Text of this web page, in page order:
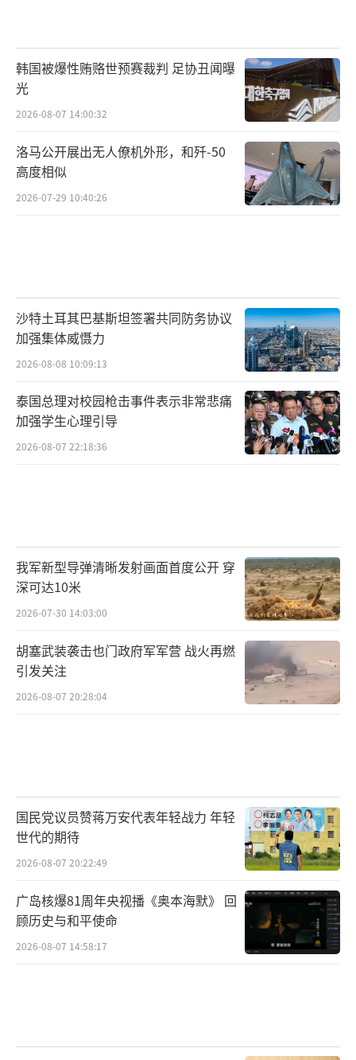
韩国被爆性贿赂世预赛裁判 足协丑闻曝
光
2026-08-07 14:00:32
洛马公开展出无人僚机外形，和歼-50
高度相似
2026-07-29 10:40:26
沙特土耳其巴基斯坦签署共同防务协议
加强集体威慑力
2026-08-08 10:09:13
泰国总理对校园枪击事件表示非常悲痛
加强学生心理引导
2026-08-07 22:18:36
我军新型导弹清晰发射画面首度公开 穿
深可达10米
2026-07-30 14:03:00
胡塞武装袭击也门政府军军营 战火再燃
引发关注
2026-08-07 20:28:04
国民党议员赞蒋万安代表年轻战力 年轻
世代的期待
2026-08-07 20:22:49
广岛核爆81周年央视播《奥本海默》 回
顾历史与和平使命
2026-08-07 14:58:17